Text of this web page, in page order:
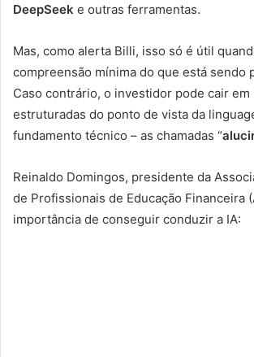
DeepSeek e outras ferramentas.
Mas, como alerta Billi, isso só é útil
compreensão mínima do que está sendo
Caso contrário, o investidor pode cair em
estruturadas do ponto de vista da
fundamento técnico – as chamadas “
Reinaldo Domingos, presidente da
de Profissionais de Educação Financeira
importância de conseguir conduzir a IA: